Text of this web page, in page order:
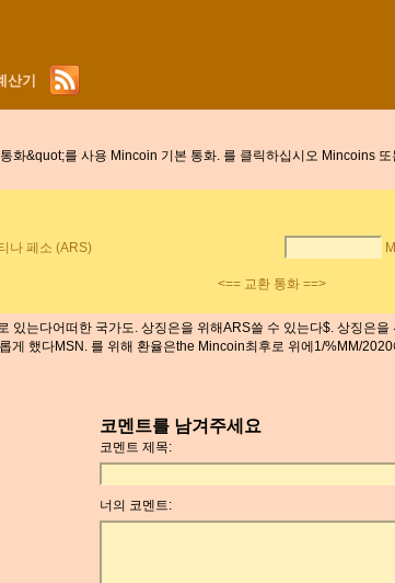
기
&quot;를 사용 Mincoin 기본 통화. 를 클릭하십시오 Mincoins
나 페소 (ARS)
<== 교환 통화 ==>
는다어떠한 국가도. 상징은을 위해ARS쓸 수 있는다$. 상징은
했다MSN. 를 위해 환율은the Mincoin최후로 위에1/%MM/
코멘트를 남겨주세요
코멘트 제목:
너의 코멘트: